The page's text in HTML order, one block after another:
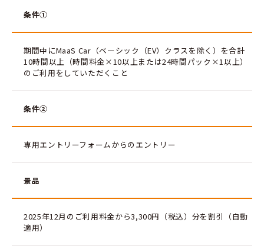
条件①
期間中にMaaS Car（ベーシック（EV）クラスを除く）を合計
10時間以上（時間料金×10以上または24時間パック×1以上）
のご利用をしていただくこと
条件②
専用エントリーフォームからのエントリー
景品
2025年12月のご利用料金から3,300円（税込）分を割引（自動
適用）